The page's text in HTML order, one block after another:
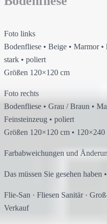
Foto links
Bodenfliese • Beige • Marmor •
stark • poliert
Größen 120×120 cm
Foto rechts
Bodenfliese • Grau / Braun •
Feinsteinzeug • poliert
Größen 120×120 cm • 120×240
Farbabweichungen und
Das müssen Sie gesehen haben •
Flie-San · Fliesen Sanitär·
Verkauf